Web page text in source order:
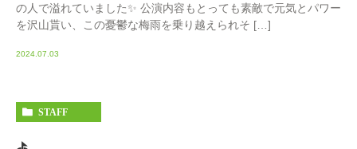
の人で溢れていました✨ 公演内容もとっても素敵で元気とパワー
を沢山貰い、この憂鬱な梅雨を乗り越えられそ […]
2024.07.03
STAFF